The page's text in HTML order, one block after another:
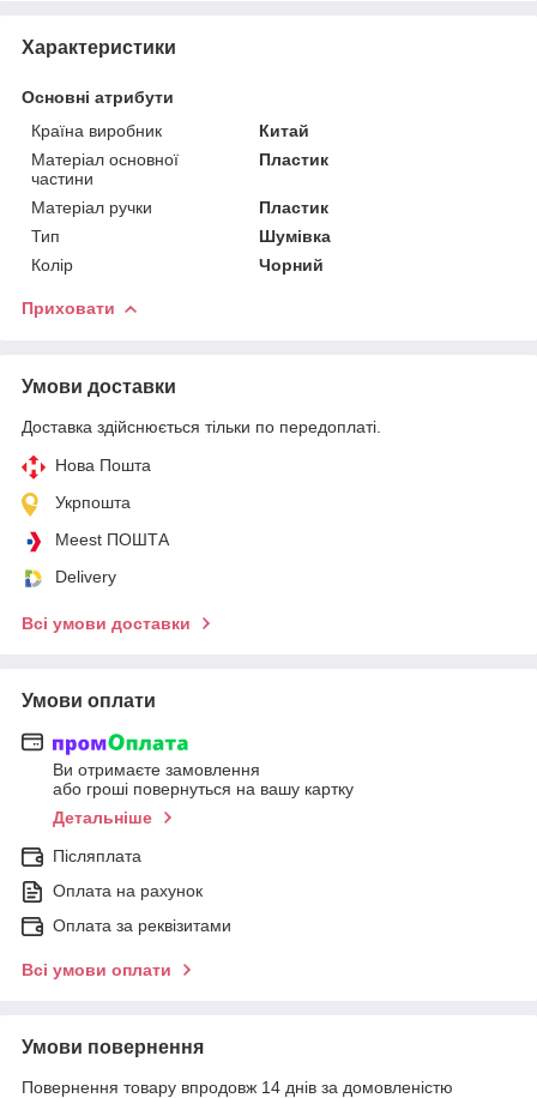
Характеристики
Основні атрибути
Країна виробник
Китай
Матеріал основної
частини
Пластик
Матеріал ручки
Пластик
Тип
Шумівка
Колір
Чорний
Приховати
Умови доставки
Доставка здійснюється тільки по передоплаті.
Нова Пошта
Укрпошта
Meest ПОШТА
Delivery
Всі умови доставки
Умови оплати
Ви отримаєте замовлення
або гроші повернуться на вашу картку
Детальніше
Післяплата
Оплата на рахунок
Оплата за реквізитами
Всі умови оплати
Умови повернення
Повернення товару впродовж 14 днів за домовленістю